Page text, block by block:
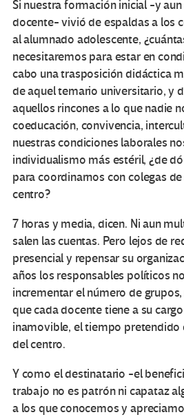
Si nuestra formación inicial -y
docente- vivió de espaldas a los
al alumnado adolescente,
necesitaremos para estar en
cabo una trasposición didáctica
de aquel temario universitario, y
aquellos rincones a lo que nadie
coeducación, convivencia,
nuestras condiciones laborales
individualismo más estéril, ¿de
para coordinarnos con colegas
centro?
7 horas y media, dicen. Ni aun
salen las cuentas. Pero lejos de
presencial y repensar su
años los responsables políticos
incrementar el número de
que cada docente tiene a su
inamovible, el tiempo pretendido
del centro.
Y como el destinatario -el
trabajo no es patrón ni capataz
a los que conocemos y